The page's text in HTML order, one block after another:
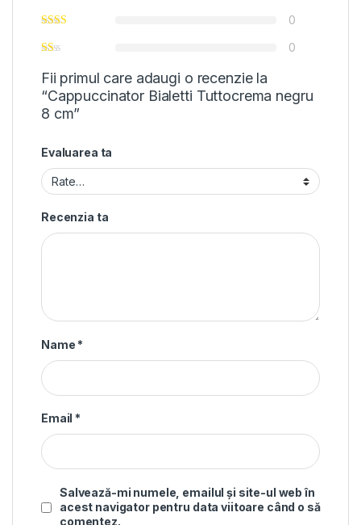
0
0
Fii primul care adaugi o recenzie la
“Cappuccinator Bialetti Tuttocrema negru
8 cm”
Evaluarea ta
Recenzia ta
Name *
Email *
Salvează-mi numele, emailul și site-ul web în
acest navigator pentru data viitoare când o să
comentez.